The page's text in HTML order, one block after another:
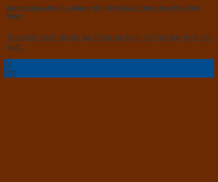
Đừng Mua Máy Co Màng BS 4535 Nếu Chưa Đọc Bài Viết
Này!
Trong bối cảnh chi phí lao động gia tăng, đòi hỏi quy trình sản
xuất...
13
Th8